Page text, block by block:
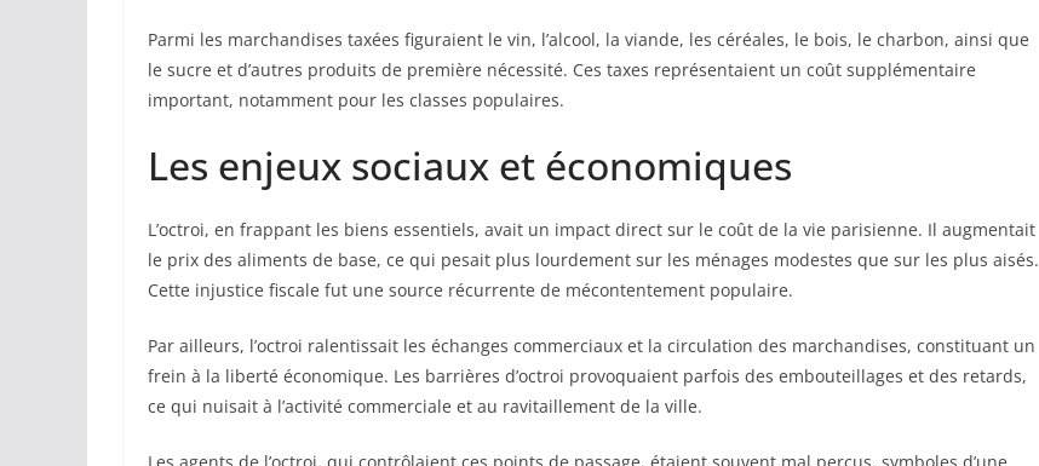
Parmi les marchandises taxées figuraient le vin, l’alcool, la viande, les céréales, le bois, le charbon, ainsi que
le sucre et d’autres produits de première nécessité. Ces taxes représentaient un coût supplémentaire
important, notamment pour les classes populaires.
Les enjeux sociaux et économiques
L’octroi, en frappant les biens essentiels, avait un impact direct sur le coût de la vie parisienne. Il augmentait
le prix des aliments de base, ce qui pesait plus lourdement sur les ménages modestes que sur les plus aisés.
Cette injustice fiscale fut une source récurrente de mécontentement populaire.
Par ailleurs, l’octroi ralentissait les échanges commerciaux et la circulation des marchandises, constituant un
frein à la liberté économique. Les barrières d’octroi provoquaient parfois des embouteillages et des retards,
ce qui nuisait à l’activité commerciale et au ravitaillement de la ville.